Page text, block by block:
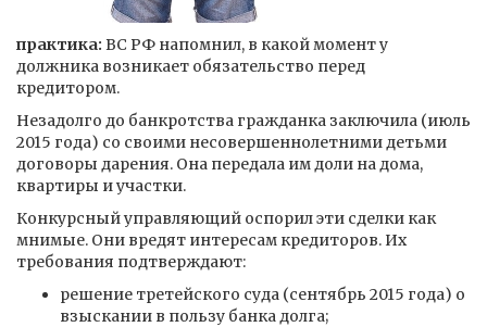
практика: ВС РФ напомнил, в какой момент у
должника возникает обязательство перед
кредитором.
Незадолго до банкротства гражданка заключила (июль
2015 года) со своими несовершеннолетними детьми
договоры дарения. Она передала им доли на дома,
квартиры и участки.
Конкурсный управляющий оспорил эти сделки как
мнимые. Они вредят интересам кредиторов. Их
требования подтверждают:
решение третейского суда (сентябрь 2015 года) о
взыскании в пользу банка долга;